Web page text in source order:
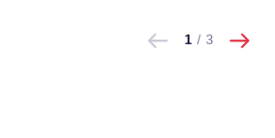
Pokaż 1 / 3
Pokaż